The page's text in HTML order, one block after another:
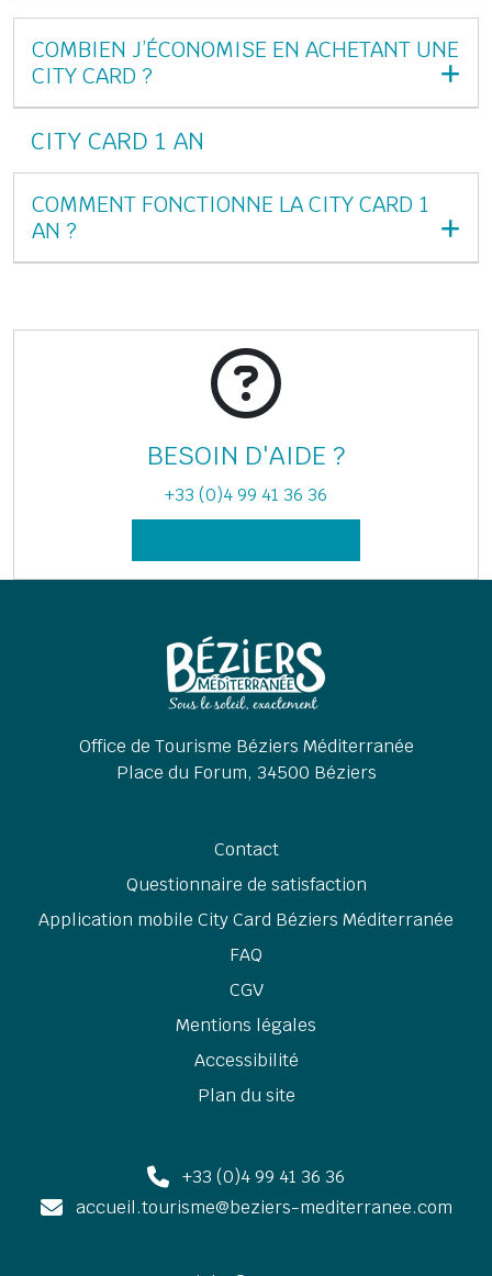
COMBIEN J’ÉCONOMISE EN ACHETANT UNE
CITY CARD ?
CITY CARD 1 AN
COMMENT FONCTIONNE LA CITY CARD 1
AN ?
BESOIN D'AIDE ?
+33 (0)4 99 41 36 36
Office de Tourisme Béziers Méditerranée
Place du Forum, 34500 Béziers
Contact
Questionnaire de satisfaction
Application mobile City Card Béziers Méditerranée
FAQ
CGV
Mentions légales
Accessibilité
Plan du site
+33 (0)4 99 41 36 36
accueil.tourisme@beziers-mediterranee.com